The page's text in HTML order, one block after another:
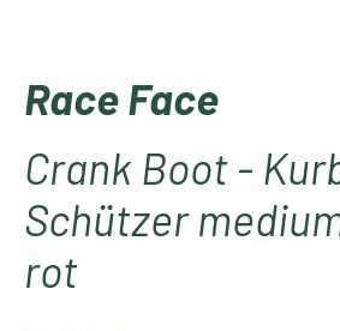
Race Face
Crank Boot -
Schützer
rot